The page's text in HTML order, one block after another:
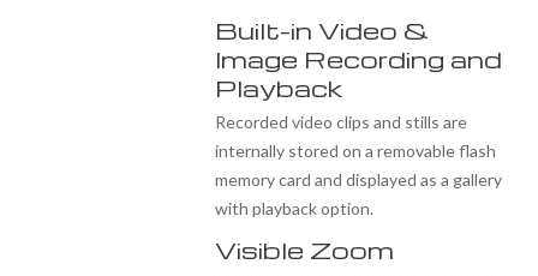
Built-in Video &
Image Recording and
Playback
Recorded video clips and stills are
internally stored on a removable flash
memory card and displayed as a gallery
with playback option.
Visible Zoom